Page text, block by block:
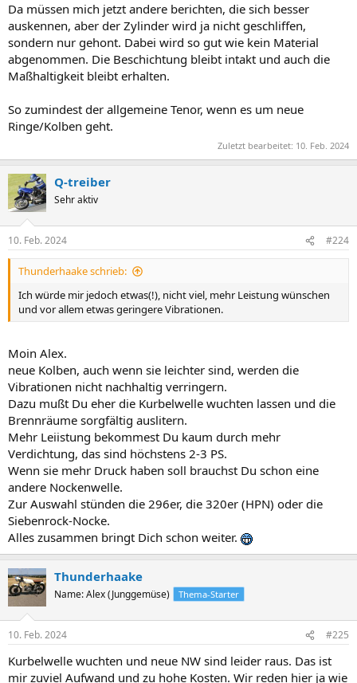
Da müssen mich jetzt andere berichten, die sich besser
auskennen, aber der Zylinder wird ja nicht geschliffen,
sondern nur gehont. Dabei wird so gut wie kein Material
abgenommen. Die Beschichtung bleibt intakt und auch die
Maßhaltigkeit bleibt erhalten.
So zumindest der allgemeine Tenor, wenn es um neue
Ringe/Kolben geht.
Zuletzt bearbeitet: 10. Feb. 2024
Q-treiber
Sehr aktiv
10. Feb. 2024 #224
Thunderhaake schrieb:
Ich würde mir jedoch etwas(!), nicht viel, mehr Leistung wünschen
und vor allem etwas geringere Vibrationen.
Moin Alex.
neue Kolben, auch wenn sie leichter sind, werden die
Vibrationen nicht nachhaltig verringern.
Dazu mußt Du eher die Kurbelwelle wuchten lassen und die
Brennräume sorgfältig auslitern.
Mehr Leiistung bekommest Du kaum durch mehr
Verdichtung, das sind höchstens 2-3 PS.
Wenn sie mehr Druck haben soll brauchst Du schon eine
andere Nockenwelle.
Zur Auswahl stünden die 296er, die 320er (HPN) oder die
Siebenrock-Nocke.
Alles zusammen bringt Dich schon weiter.
Thunderhaake
Name: Alex (Junggemüse) Thema-Starter
10. Feb. 2024 #225
Kurbelwelle wuchten und neue NW sind leider raus. Das ist
mir zuviel Aufwand und zu hohe Kosten. Wir reden hier ja wie